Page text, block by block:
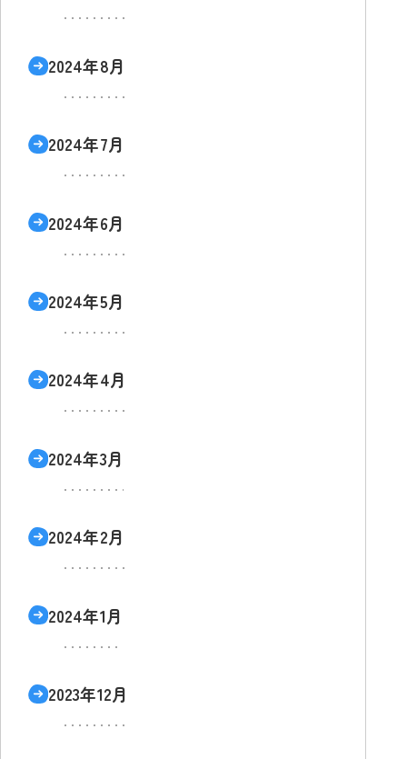
2024年8月
2024年7月
2024年6月
2024年5月
2024年4月
2024年3月
2024年2月
2024年1月
2023年12月